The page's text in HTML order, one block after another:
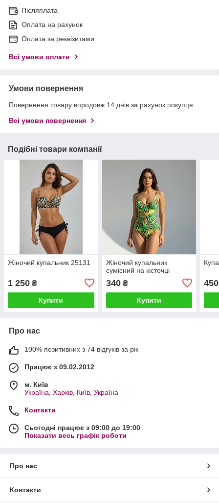
Післяплата
Оплата на рахунок
Оплата за реквізитами
Всі умови оплати
Умови повернення
Повернення товару впродовж 14 днів за рахунок покупця
Всі умови повернення
Подібні товари компанії
Жіночий купальник 25131
1 250 ₴
Купити
Жіночий купальник
сумісний на кісточці
340₴
Купити
450
Про нас
100% позитивних з 74 відгуків за рік
Працює з 09.02.2012
м. Київ
Україна, Харків, Київ, Україна
Контакти
Сьогодні працює з 09:00 до 19:00
Показати весь графік роботи
Про нас
Контакти